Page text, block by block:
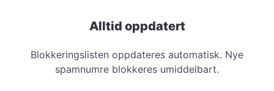
Alltid oppdatert
Blokkeringslisten oppdateres automatisk. Nye
spamnumre blokkeres umiddelbart.